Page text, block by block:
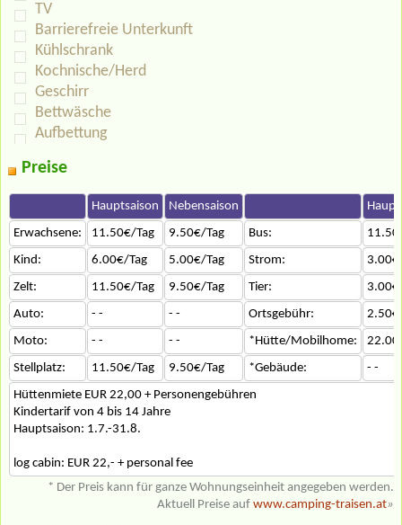
TV
Barrierefreie Unterkunft
Kühlschrank
Kochnische/Herd
Geschirr
Bettwäsche
Aufbettung
Preise
Hauptsaison Nebensaison
Erwachsene:
11.50€/Tag 9.50€/Tag Bus:
Kind:
6.00€/Tag 5.00€/Tag Strom:
Zelt:
11.50€/Tag 9.50€/Tag Tier:
Auto:
- - - - Ortsgebühr:
Moto:
- - - - *Hütte/Mobilhome:
Stellplatz:
11.50€/Tag 9.50€/Tag *Gebäude:
- -
Hüttenmiete EUR 22,00 + Personengebühren
Kindertarif von 4 bis 14 Jahre
Hauptsaison: 1.7.-31.8.
log cabin: EUR 22,- + personal fee
* Der Preis kann für ganze Wohnungseinheit angegeben werden.
Aktuell Preise auf www.camping-traisen.at»